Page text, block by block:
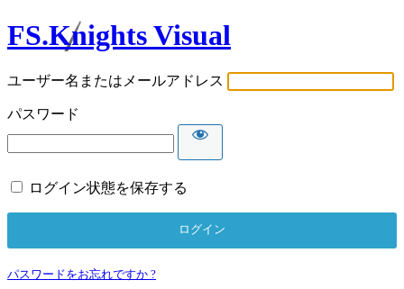
FS.Knights Visual
ユーザー名またはメールアドレス
パスワード
ログイン状態を保存する
パスワードをお忘れですか ?